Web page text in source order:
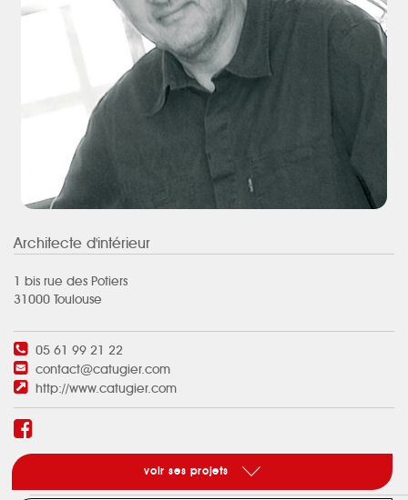
Architecte d'intérieur
1 bis rue des Potiers
31000 Toulouse
05 61 99 21 22
contact@catugier.com
http://www.catugier.com
voir ses projets